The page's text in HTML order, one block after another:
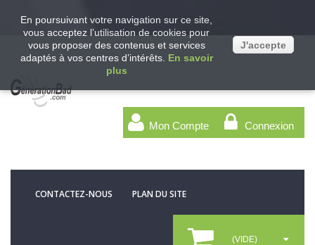
Connexion
Mon Compte
CONTACTEZ-NOUS PLAN DU SITE
(VIDE)
En poursuivant votre navigation sur ce site,
vous acceptez l’utilisation de cookies pour
vous proposer des contenus et services
adaptés à vos centres d’intérêts. En savoir
plus
J'accepte